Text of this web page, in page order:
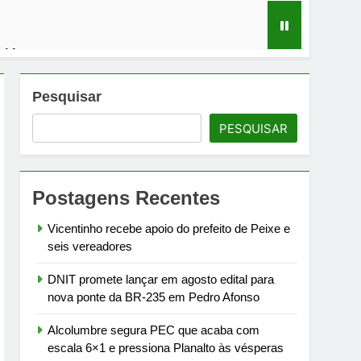
da eleição
domingo
Pesquisar
PESQUISAR
Postagens Recentes
Vicentinho recebe apoio do prefeito de Peixe e
seis vereadores
DNIT promete lançar em agosto edital para
nova ponte da BR-235 em Pedro Afonso
Alcolumbre segura PEC que acaba com
escala 6×1 e pressiona Planalto às vésperas